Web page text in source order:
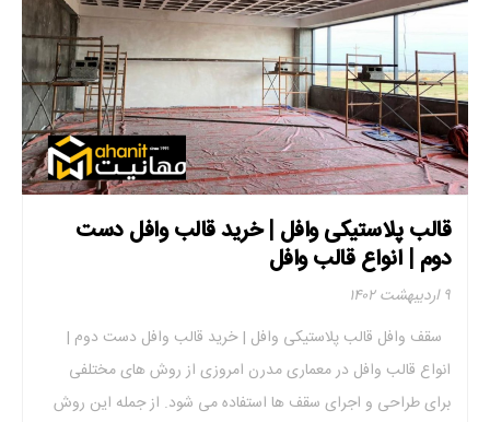
قالب پلاستیکی وافل | خرید قالب وافل دست
دوم | انواع قالب وافل
۹ اردیبهشت ۱۴۰۲
سقف وافل قالب پلاستیکی وافل | خرید قالب وافل دست دوم |
انواع قالب وافل در معماری مدرن امروزی از روش های مختلفی
برای طراحی و اجرای سقف ها استفاده می شود. از جمله این روش